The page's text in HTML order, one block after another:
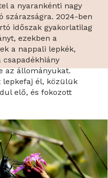
a nyarankénti nagy
szárazságra. 2024-ben
időszak gyakorlatilag
ezekben a
a nappali lepkék,
az állományukat.
lepkefaj él, közülük
elő, és fokozott